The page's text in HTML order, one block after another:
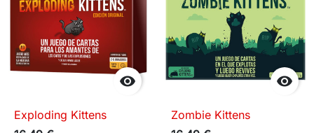

Exploding Kittens

Zombie Kittens